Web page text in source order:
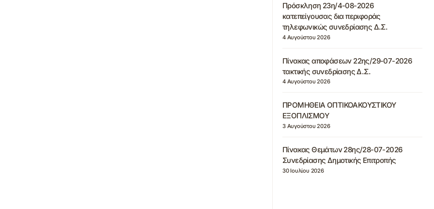
Πρόσκληση 23η/4-08-2026
κατεπείγουσας δια περιφοράς
τηλεφωνικώς συνεδρίασης Δ.Σ.
4 Αυγούστου 2026
Πίνακας αποφάσεων 22ης/29-07-2026
τακτικής συνεδρίασης Δ.Σ.
4 Αυγούστου 2026
ΠΡΟΜΗΘΕΙΑ ΟΠΤΙΚΟΑΚΟΥΣΤΙΚΟΥ
ΕΞΟΠΛΙΣΜΟΥ
3 Αυγούστου 2026
Πίνακας Θεμάτων 28ης/28-07-2026
Συνεδρίασης Δημοτικής Επιτροπής
30 Ιουλίου 2026